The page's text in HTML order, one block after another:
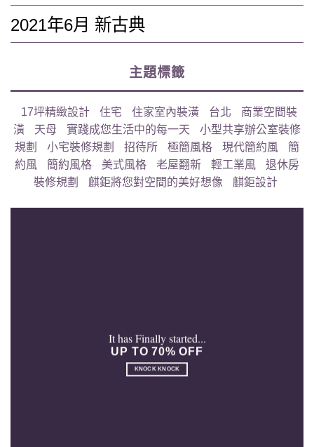
2021年6月 新古典
主題標籤
17坪精緻設計 住宅 住家室內裝潢 台北
商業空間裝
潢
天母 實踐成您生活中的每一天
小型共享辦公室裝修
規劃
小宅裝修規劃 招待所 極簡風格 現代簡約風
簡
約風
簡約風格 美式風格 老屋翻新 輕工業風
退休房
裝修規劃
麒鉅將您對空間的美好想像 麒鉅設計
It has Finally started...
UP TO 70% OFF
KNOCK KNOCK